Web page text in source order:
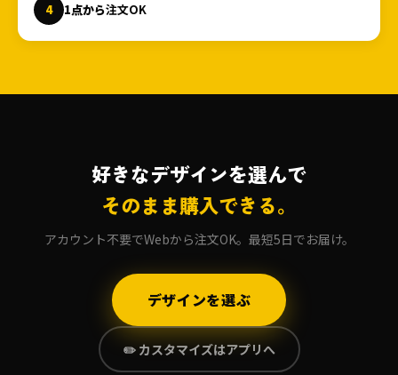
4 1点から注文OK
好きなデザインを選んで
そのまま購入できる。
アカウント不要でWebから注文OK。最短5日でお届け。
デザインを選ぶ
✏️ カスタマイズはアプリへ